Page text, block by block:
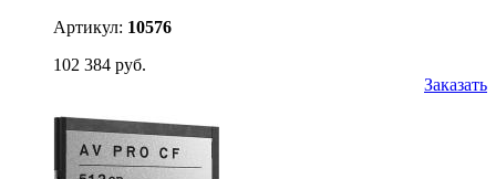
Артикул: 10576
102 384 руб.
Заказать